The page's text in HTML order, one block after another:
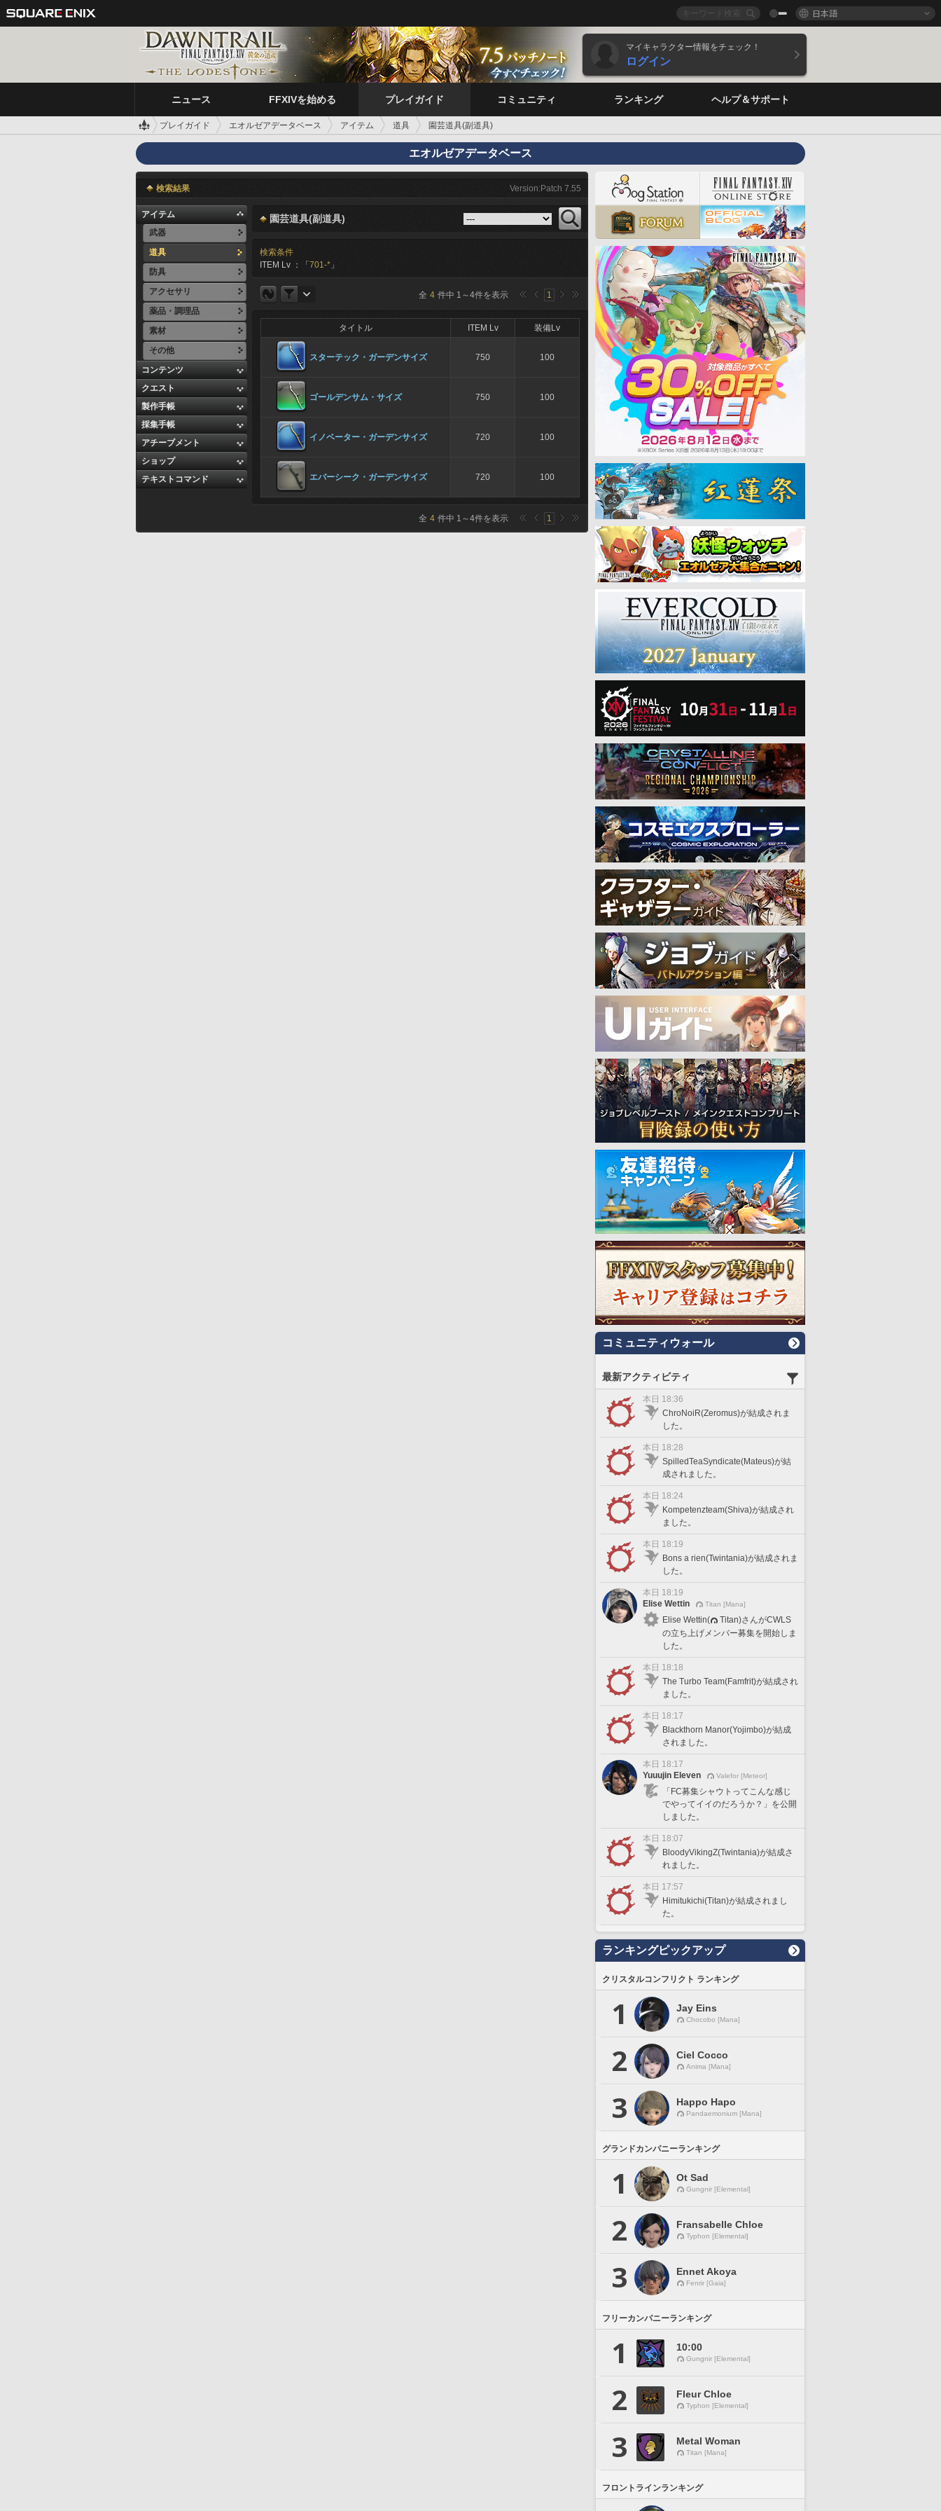
日本語
マイキャラクター情報をチェック！
ログイン
ニュース FFXIVを始める プレイガイド コミュニティ ランキング ヘルプ＆サポート
プレイガイド エオルゼアデータベース アイテム 道具 園芸道具(副道具)
エオルゼアデータベース
検索結果 Version:Patch 7.55
アイテム
武器
道具
防具
アクセサリ
薬品・調理品
素材
その他
コンテンツ
クエスト
製作手帳
採集手帳
アチーブメント
ショップ
テキストコマンド
園芸道具(副道具)
検索条件
ITEM Lv ：「 701-* 」
全 4 件中 1 ～4件を表示 1
タイトル ITEM Lv 装備Lv
スターテック・ガーデンサイズ 750 100
ゴールデンサム・サイズ 750 100
イノベーター・ガーデンサイズ 720 100
エバーシーク・ガーデンサイズ 720 100
全 4 件中 1 ～4件を表示 1
コミュニティウォール
最新アクティビティ
本日 18:36
ChroNoiR(Zeromus)が結成されま
した。
本日 18:28
SpilledTeaSyndicate(Mateus)が結
成されました。
本日 18:24
Kompetenzteam(Shiva)が結成され
ました。
本日 18:19
Bons a rien(Twintania)が結成されま
した。
本日 18:19
Elise Wettin
Titan [Mana]
Elise Wettin(
Titan)さんがCWLS
の立ち上げメンバー募集を開始しま
した。
本日 18:18
The Turbo Team(Famfrit)が結成され
ました。
本日 18:17
Blackthorn Manor(Yojimbo)が結成
されました。
本日 18:17
Yuuujin Eleven
Valefor [Meteor]
「FC募集シャウトってこんな感じ
でやってイイのだろうか？」を公開
しました。
本日 18:07
BloodyVikingZ(Twintania)が結成さ
れました。
本日 17:57
Himitukichi(Titan)が結成されまし
た。
ランキングピックアップ
クリスタルコンフリクト ランキング
1 Jay Eins
Chocobo [Mana]
2 Ciel Cocco
Anima [Mana]
3 Happo Hapo
Pandaemonium [Mana]
グランドカンパニーランキング
1 Ot Sad
Gungnir [Elemental]
2 Fransabelle Chloe
Typhon [Elemental]
3 Ennet Akoya
Fenrir [Gaia]
フリーカンパニーランキング
1 10:00
Gungnir [Elemental]
2 Fleur Chloe
Typhon [Elemental]
3 Metal Woman
Titan [Mana]
フロントラインランキング